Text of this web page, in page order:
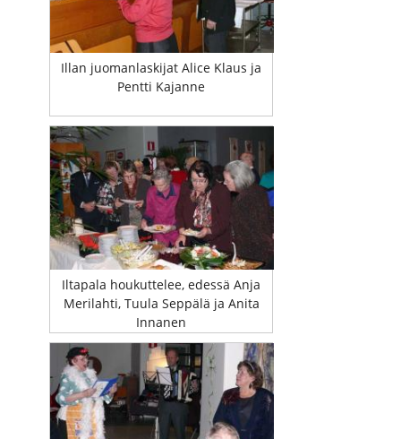
Illan juomanlaskijat Alice Klaus ja
Pentti Kajanne
Iltapala houkuttelee, edessä Anja
Merilahti, Tuula Seppälä ja Anita
Innanen